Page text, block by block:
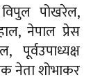
पोखरेल,
नेपाल प्रेस
नेता शोभाकर